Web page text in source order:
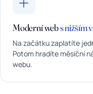
Moderní webs nižším
Na začátku zaplatíte
Potom hradíte měsíční
webu.